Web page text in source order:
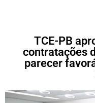
TCE-PB
contratações
parecer